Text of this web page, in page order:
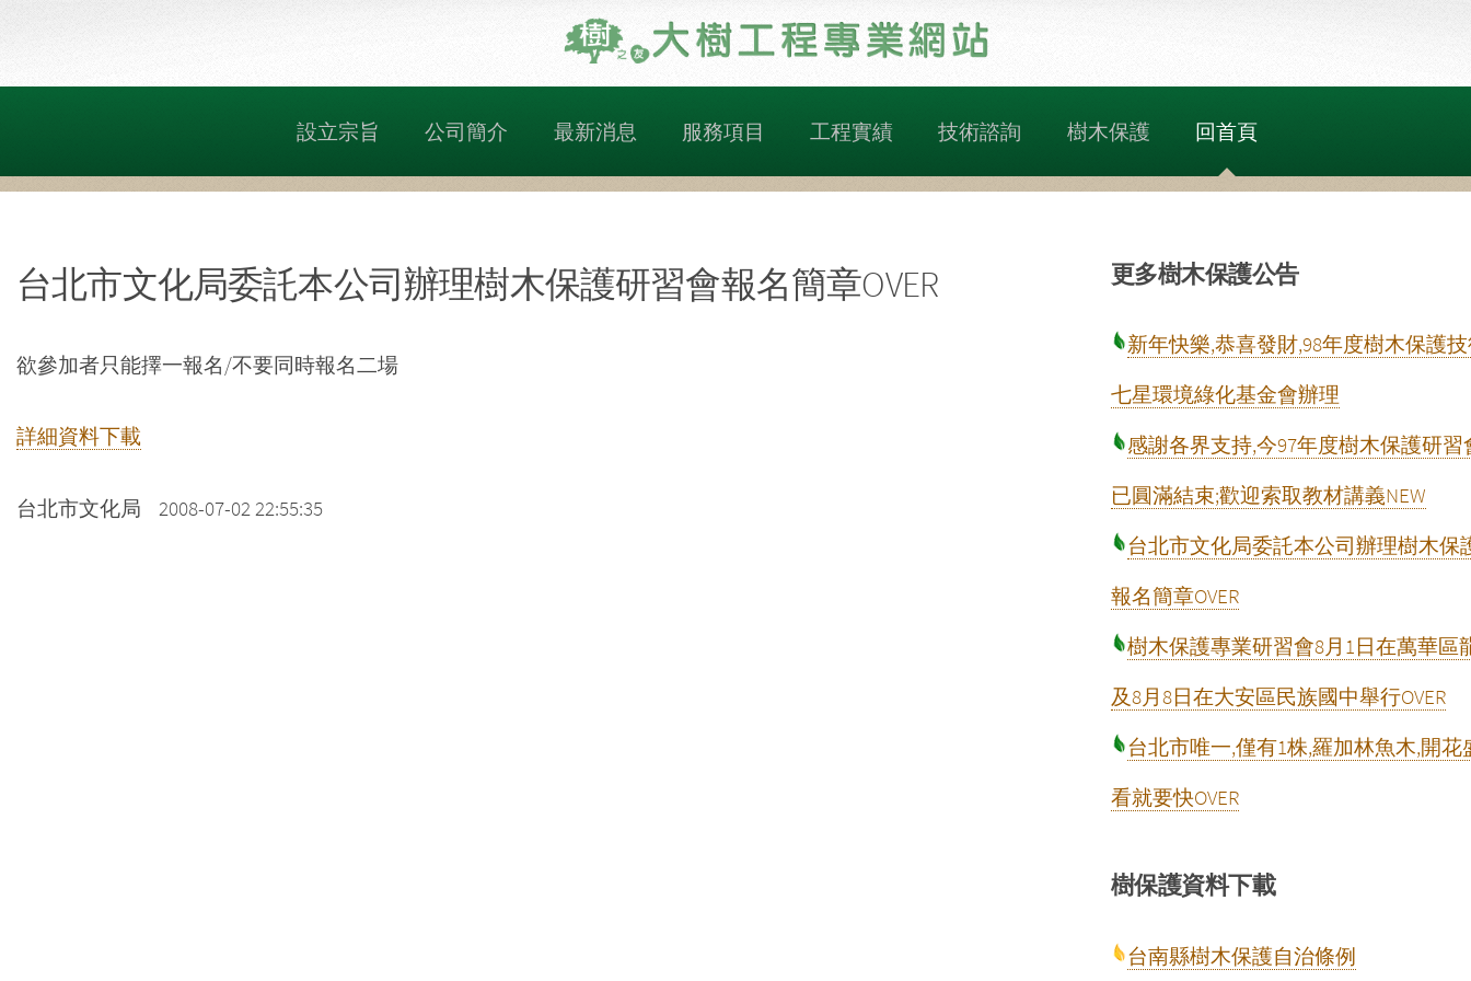
設立宗旨 公司簡介 最新消息 服務項目 工程實績 技術諮詢 樹木保護 回首頁
台北市文化局委託本公司辦理樹木保護研習會報名簡章OVER
欲參加者只能擇一報名/不要同時報名二場
詳細資料下載
台北市文化局 2008-07-02 22:55:35
更多樹木保護公告
新年快樂,恭喜發財,98年度樹木保護
七星環境綠化基金會辦理
感謝各界支持,今97年度樹木保護研習
已圓滿結束;歡迎索取教材講義NEW
台北市文化局委託本公司辦理樹木保
報名簡章OVER
樹木保護專業研習會8月1日在萬華區
及8月8日在大安區民族國中舉行OVER
台北市唯一,僅有1株,羅加林魚木,開花
看就要快OVER
樹保護資料下載
台南縣樹木保護自治條例